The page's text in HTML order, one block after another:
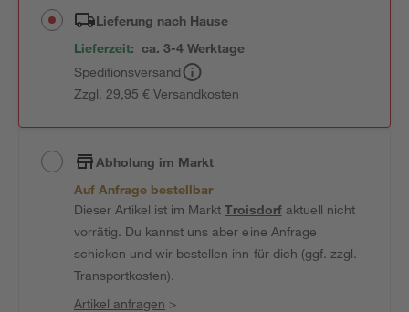
Lieferung nach Hause
Lieferzeit: ca. 3-4 Werktage
Speditionsversand
Zzgl. 29,95 € Versandkosten
Abholung im Markt
Auf Anfrage bestellbar
Dieser Artikel ist im MarktTroisdorfaktuell nicht
vorrätig. Du kannst uns aber eine Anfrage
schicken und wir bestellen ihn für dich (ggf. zzgl.
Transportkosten).
Artikel anfragen >